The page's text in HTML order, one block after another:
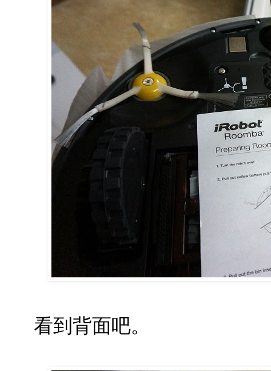
看到背面吧。